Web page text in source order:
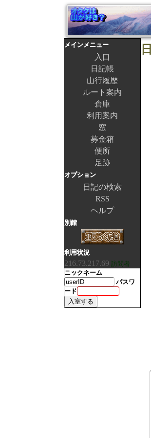
メインメニュー
入口
日記帳
山行履歴
ルート案内
倉庫
利用案内
窓
募金箱
便所
足跡
オプション
日記の検索
RSS
ヘルプ
別館
利用状況
216.73.217.69 訪問者
ニックネーム
パスワ
ード